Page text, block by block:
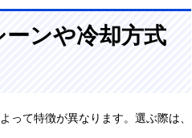
ンや冷却方式
って特徴が異なります。選ぶ際は、